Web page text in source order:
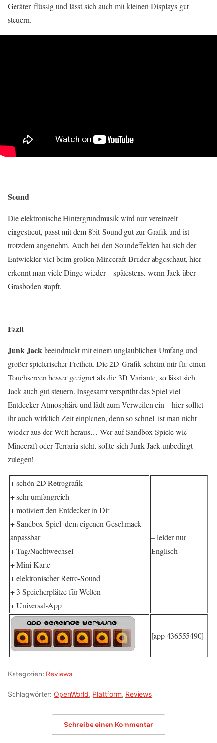
Geräten flüssig und lässt sich auch mit kleinen Displays gut
steuern.
Sound
Die elektronische Hintergrundmusik wird nur vereinzelt
eingestreut, passt mit dem 8bit-Sound gut zur Grafik und ist
trotzdem angenehm. Auch bei den Soundeffekten hat sich der
Entwickler viel beim großen Minecraft-Bruder abgeschaut, hier
erkennt man viele Dinge wieder – spätestens, wenn Jack über
Grasboden stapft.
Fazit
Junk Jackbeeindruckt mit einem unglaublichen Umfang und
großer spielerischer Freiheit. Die 2D-Grafik scheint mir für einen
Touchscreen besser geeignet als die 3D-Variante, so lässt sich
Jack auch gut steuern. Insgesamt versprüht das Spiel viel
Entdecker-Atmosphäre und lädt zum Verweilen ein – hier solltet
ihr auch wirklich Zeit einplanen, denn so schnell ist man nicht
wieder aus der Welt heraus… Wer auf Sandbox-Spiele wie
Minecraft oder Terraria steht, sollte sich Junk Jack unbedingt
zulegen!
+ schön 2D Retrografik
+ sehr umfangreich
+ motiviert den Entdecker in Dir
+ Sandbox-Spiel: dem eigenen Geschmack
anpassbar
+ Tag/Nachtwechsel
+ Mini-Karte
+ elektronischer Retro-Sound
+ 3 Speicherplätze für Welten
+ Universal-App
– leider nur
Englisch
[app 436555490]
Kategorien: Reviews
Schlagwörter: OpenWorld, Plattform, Reviews
Schreibe einen Kommentar